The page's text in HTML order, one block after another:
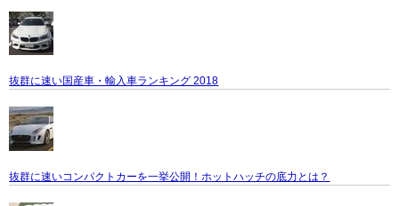
抜群に速い国産車・輸入車ランキング 2018
抜群に速いコンパクトカーを一挙公開！ホットハッチの底力とは？